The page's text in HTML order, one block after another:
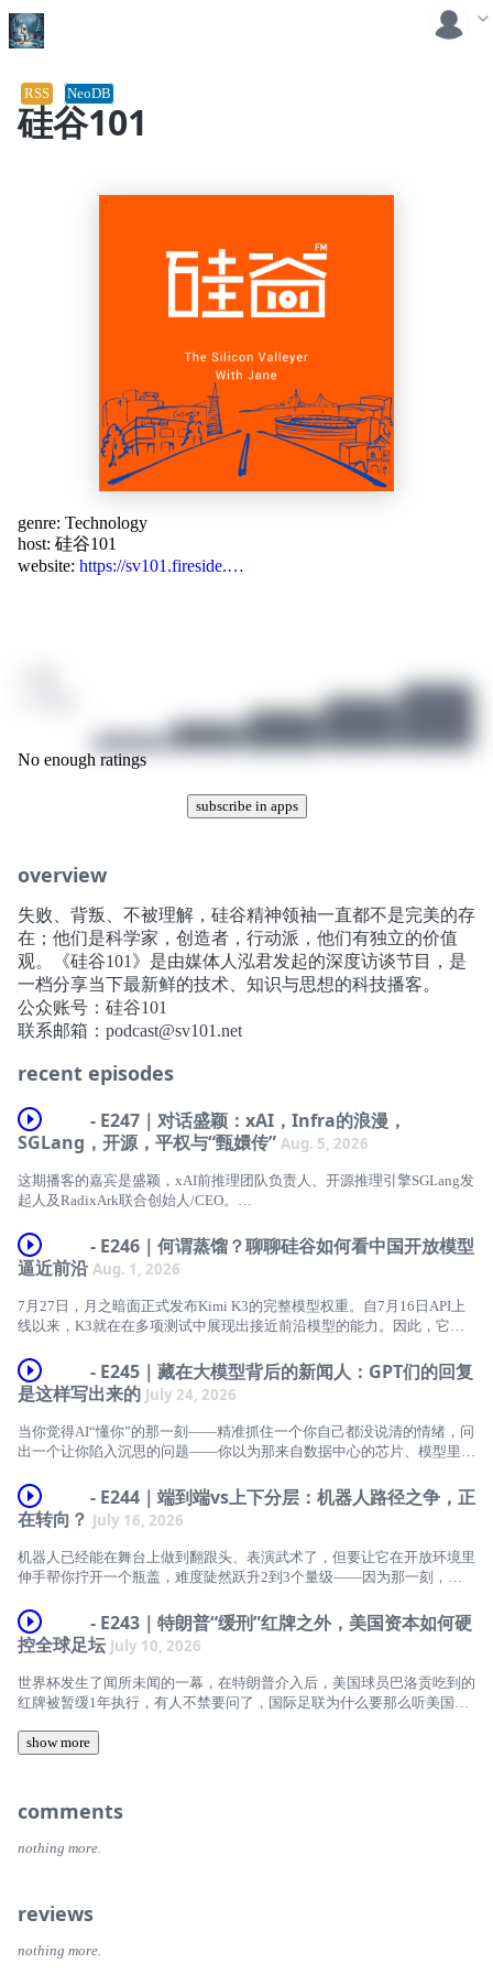
硅谷101
RSS NeoDB
genre: Technology
host: 硅谷101
website: https://sv101.fireside.…
No enough ratings
subscribe in apps
overview
失败、背叛、不被理解，硅谷精神领袖一直都不是完美的存
在；他们是科学家，创造者，行动派，他们有独立的价值
观。《硅谷101》是由媒体人泓君发起的深度访谈节目，是
一档分享当下最新鲜的技术、知识与思想的科技播客。
公众账号：硅谷101
联系邮箱：podcast@sv101.net
recent episodes
- E247｜对话盛颖：xAI，Infra的浪漫，
SGLang，开源，平权与“甄嬛传” Aug. 5, 2026
这期播客的嘉宾是盛颖，xAI前推理团队负责人、开源推理引擎SGLang发
起人及RadixArk联合创始人/CEO。
在开源模型集中爆发之际，盛颖在AI Infra（基础设施）领域的研究和贡
献非常核心。她将AI Infra描述为“浪漫的关系”，是产品本身，需要有“美
感”。
由此，我们走进盛颖的世界。
世界里。
界看到的连续发顶刊的高光，背后是不为人知的寻找方向、迷茫、停滞、
低谷和重新出发。她逐渐意识到，自己无法勉强去做一件不感兴趣的事；
致。
SGLang，是这条研究路径的集大成者。它从一个学术项目成长为面向真
实生产环境的开源推理引擎，也把盛颖从研究者带进了更复杂的工程、组
织与产业世界。
生产级推理系统。但随着SGLang社区迅速扩张，仅靠开发者在业余时间
维护，已经无法支撑项目继续向前。为了让这件事真正走下去，她选择离
这期节目，我们从盛颖眼中的数学之美、论文和低谷聊到SGLang、xAI与
抗。
且人类不会输的未来”，这，是盛颖的故事。
【主播】
- E246｜何谓蒸馏？聊聊硅谷如何看中国开放模型
逼近前沿 Aug. 1, 2026
7月27日，月之暗面正式发布Kimi K3的完整模型权重。自7月16日API上
线以来，K3就在在多项测试中展现出接近前沿模型的能力。因此，它成
刻，到当下的Kimi K3，中国开源模型正在从成本更低、能力稍弱的替代
品，逐渐逼近甚至超过最强的闭源前沿模型。
随之而来的，是一场越来越激烈的蒸馏争论。什么是蒸馏？通过闭源模型
的输出进行训练，和未经授权的大规模能力提取，有什么区别？即使中国
实验室使用过美国模型生成的数据，它又究竟能解释多少最终能力？
本期播客，我们邀请到两位嘉宾来分别从开源生态和企业的视角，讨论这
一波中国开源模型的影响：前Hugging Face亚太开源生态负责人王铁震，
我们从K3带给硅谷的挑战聊起，讨论了为什么把中国模型的进步全部归
创新。而当蒸馏从一种中性的训练技术，变成商业竞争和政策讨论中的指
控时，争议的核心又变成了什么？
在此之外，我们也讨论了K3针对大型推理服务商设计的商业授权：当开
源权重模型持续压低成本，它会如何冲击OpenAI、Anthropic等闭源实验
室的商业模式？当模型能力逐渐商品化，未来AI行业的价值会流向模型本
身、推理基础设施，还是Agent与企业工作流？
是标准 MIT/Apache 这类完全开放的OSI license。
【主播】
【嘉宾】
王铁震，Hugging Face前亚太生态负责人
- E245｜藏在大模型背后的新闻人：GPT们的回复
是这样写出来的 July 24, 2026
当你觉得AI“懂你”的那一刻——精准抓住一个你自己都没说清的情绪，问
出一个让你陷入沉思的问题——你以为那来自数据中心的芯片、模型里的
心一笑的遣词造句，背后站着一群人：他们曾是记者、编辑和纪录片导
演，如今藏在大语言模型之后，有一个鲜为人知的名字——内容工程师
（Content Engineer）。
当模型能力日益趋同，真正决定用户去留的，已不再是参数，而是它能否
让人觉得“懂我”。那些“只可意会、不可言传”的语感与共情，正被一群文
字工作者拆解成一套可以装进AI的规则。
本期《硅谷101》播客，我们邀请到两位从新闻业转身的资深内容工程师
监Bianca，深入探讨：什么才算“好”的对话，以及如何把它拆解成可量
化、可训练、可评估的工程标准。我们从这个正在各家AI公司裂变扩张的
力的关键，而懂人文、懂社科的判断力，又该如何翻译成工程能用的语
Faith静远，硅谷101特约研究员
Tony Lin，人工智能实验室模型设计负责人，《行星酒馆》主播
Bianca Consunji，NBCUniversal AI战略总监
- E244｜端到端vs上下分层：机器人路径之争，正
在转向？ July 16, 2026
机器人已经能在舞台上做到翻跟头、表演武术了，但要让它在开放环境里
伸手帮你拧开一个瓶盖，难度陡然跃升2到3个量级——因为那一刻，它
这正是苏度科技想啃下的骨头。苏度科技联合创始人、董事长苏昊是
ImageNet的核心作者之一，师从李飞飞，这家公司走了一条与硅谷主流纯
大脑“黑盒”大模型不太一样的道路——软硬件协同设计，上下分层架构，
上层负责任务规划与环境理解，下层用仿真（Sim-to-Real），让机器人在
虚拟世界里经历几百万年的进化，再迁移到现实。
这条路已经跑出了一定成效：面对从未见过的新物体，他们的零样本通用
本期硅谷101，我们邀请苏度科技CEO韩铮，一起聊聊机器人“动手”怎么
上来。
泓君，硅谷101创始人，播客主理人
【嘉宾】
- E243｜特朗普“缓刑”红牌之外，美国资本如何硬
控全球足坛 July 10, 2026
世界杯发生了闻所未闻的一幕，在特朗普介入后，美国球员巴洛贡吃到的
红牌被暂缓1年执行，有人不禁要问了，国际足联为什么要那么听美国人
部分原因可能来自于，美国资本已经渗透进了全球足坛的方方面面。比如
又在怎么改变世界足坛呢？
show more
comments
nothing more.
reviews
nothing more.